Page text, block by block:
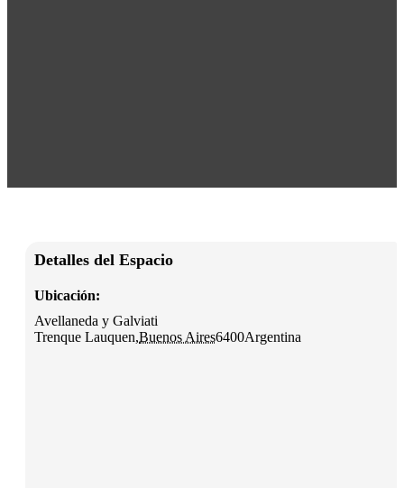
Detalles del Espacio
Ubicación:
Avellaneda y Galviati
Trenque Lauquen,Buenos Aires6400Argentina